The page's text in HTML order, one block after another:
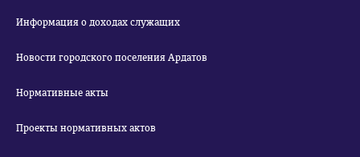
Информация о доходах служащих
Новости городского поселения Ардатов
Нормативные акты
Проекты нормативных актов